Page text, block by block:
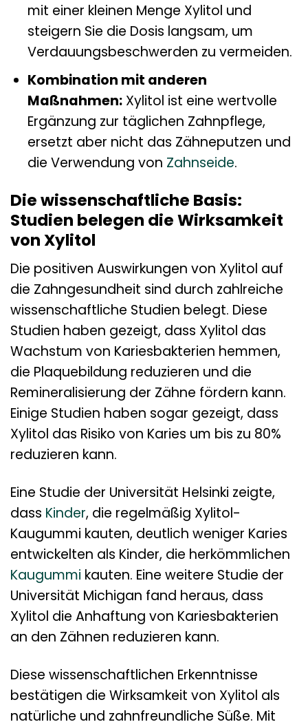
mit einer kleinen Menge Xylitol und
steigern Sie die Dosis langsam, um
Verdauungsbeschwerden zu vermeiden.
Kombination mit anderen
Maßnahmen:Xylitol ist eine wertvolle
Ergänzung zur täglichen Zahnpflege,
ersetzt aber nicht das Zähneputzen und
die Verwendung von Zahnseide.
Die wissenschaftliche Basis:
Studien belegen die Wirksamkeit
von Xylitol
Die positiven Auswirkungen von Xylitol auf
die Zahngesundheit sind durch zahlreiche
wissenschaftliche Studien belegt. Diese
Studien haben gezeigt, dass Xylitol das
Wachstum von Kariesbakterien hemmen,
die Plaquebildung reduzieren und die
Remineralisierung der Zähne fördern kann.
Einige Studien haben sogar gezeigt, dass
Xylitol das Risiko von Karies um bis zu 80%
reduzieren kann.
Eine Studie der Universität Helsinki zeigte,
dass Kinder, die regelmäßig Xylitol-
Kaugummi kauten, deutlich weniger Karies
entwickelten als Kinder, die herkömmlichen
Kaugummi kauten. Eine weitere Studie der
Universität Michigan fand heraus, dass
Xylitol die Anhaftung von Kariesbakterien
an den Zähnen reduzieren kann.
Diese wissenschaftlichen Erkenntnisse
bestätigen die Wirksamkeit von Xylitol als
natürliche und zahnfreundliche Süße. Mit